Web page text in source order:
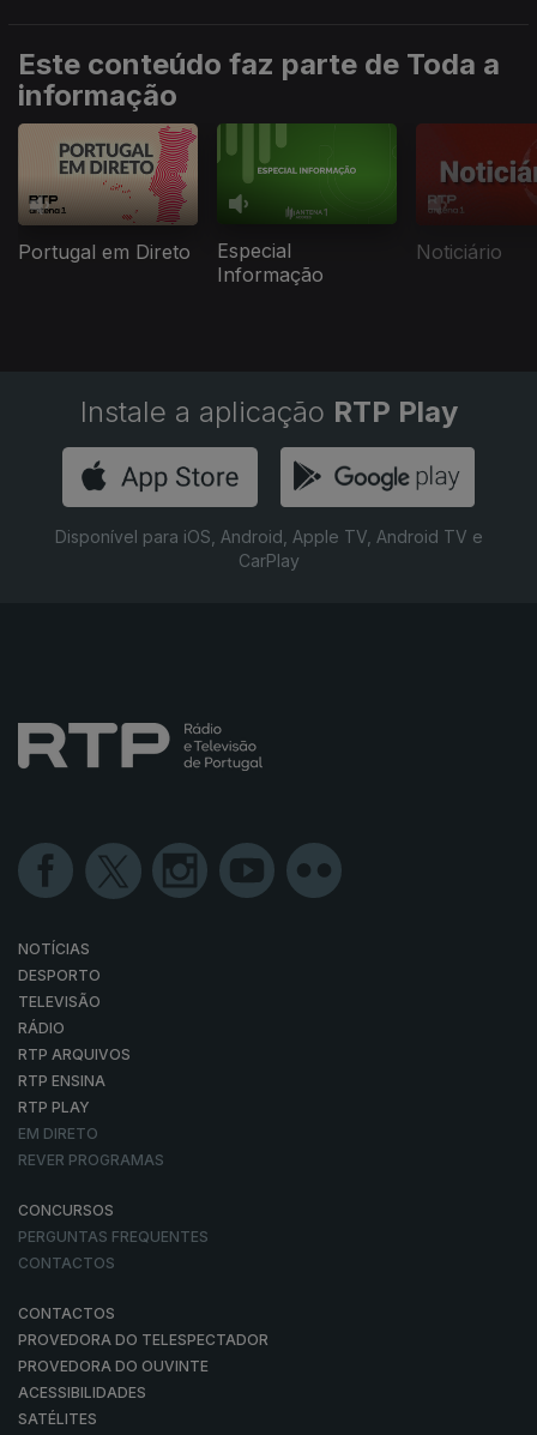
Este conteúdo faz parte de Toda a
informação
Portugal em Direto
Especial
Informação
Noticiário
Instale a aplicação RTP Play
Disponível para iOS, Android, Apple TV, Android TV e
CarPlay
NOTÍCIAS
DESPORTO
TELEVISÃO
RÁDIO
RTP ARQUIVOS
RTP ENSINA
RTP PLAY
EM DIRETO
REVER PROGRAMAS
CONCURSOS
PERGUNTAS FREQUENTES
CONTACTOS
CONTACTOS
PROVEDORA DO TELESPECTADOR
PROVEDORA DO OUVINTE
ACESSIBILIDADES
SATÉLITES